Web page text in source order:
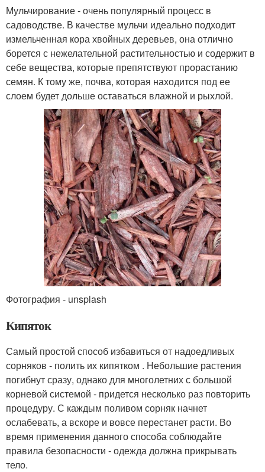
Мульчирование - очень популярный процесс в
садоводстве. В качестве мульчи идеально подходит
измельченная кора хвойных деревьев, она отлично
борется с нежелательной растительностью и содержит в
себе вещества, которые препятствуют прорастанию
семян. К тому же, почва, которая находится под ее
слоем будет дольше оставаться влажной и рыхлой.
Фотография - unsplash
Кипяток
Самый простой способ избавиться от надоедливых
сорняков - полить их кипятком . Небольшие растения
погибнут сразу, однако для многолетних с большой
корневой системой - придется несколько раз повторить
процедуру. С каждым поливом сорняк начнет
ослабевать, а вскоре и вовсе перестанет расти. Во
время применения данного способа соблюдайте
правила безопасности - одежда должна прикрывать
тело.